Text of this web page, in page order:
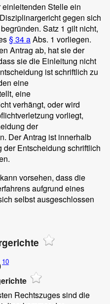
Stelle ein
gegen sich
Satz 1 gilt nicht,
§ 34 aAbs. 1 vorliegen.
Antrag ab, hat sie der
sie die Einleitung nicht
ist schriftlich zu
eine
eine
verhängt, oder wird
vorliegt,
der
Der Antrag ist innerhalb
Entscheidung schriftlich
vorsehen, dass die
aufgrund eines
selbst ausgeschlossen
10
Rechtszuges sind die